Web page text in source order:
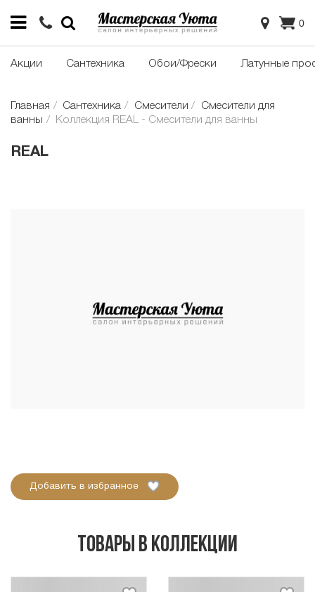
0
Акции Сантехника Обои/Фрески Латунные
Главная Сантехника Смесители
Смесители для
ванны
Коллекция REAL - Смесители для ванны
REAL
Добавить в избранное
Товары в коллекции